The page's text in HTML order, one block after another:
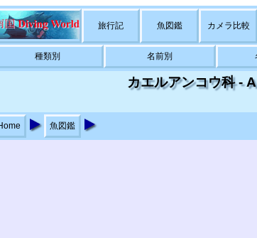
旅行記 魚図鑑 カメラ比較
種類別 名前別
カエルアンコウ科 -
魚図鑑